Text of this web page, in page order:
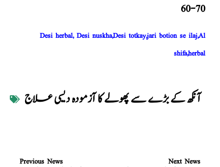
60-70
Desi herbal, Desi nuskha,Desi totkay,jari botion se ilaj,Al
shifa,herbal
آنکھ کے بڑے سے پھولے کا آزمودہ دیسی علاج
Previous News Next News